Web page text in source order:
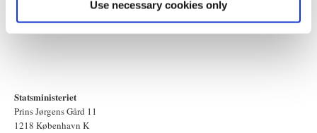
Use necessary cookies only
Statsministeriet
Prins Jørgens Gård 11
1218 København K